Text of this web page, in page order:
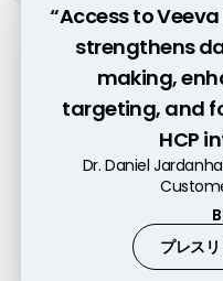
“Access to
strengthens
making,
targeting, and
HCP
Dr. Daniel
プレス
“Pre-call
customer
it helps our
understand
Andres Diaz,
Services
動
“Veeva Link Key
helpful in
understanding
Patrick Markt-
Former VP
動